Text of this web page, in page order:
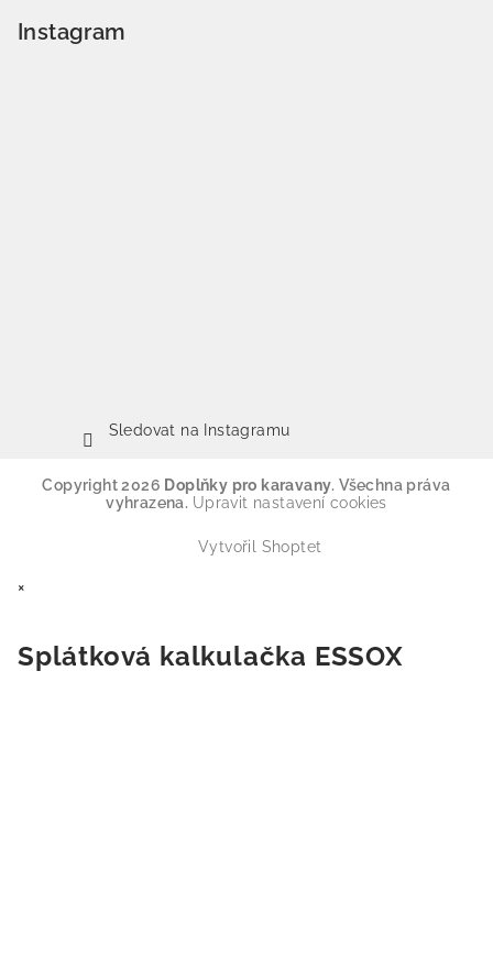
Instagram
Sledovat na Instagramu
Copyright 2026 Doplňky pro karavany. Všechna práva
vyhrazena. Upravit nastavení cookies
Vytvořil Shoptet
×
Splátková kalkulačka ESSOX